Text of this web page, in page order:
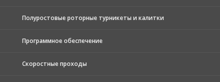
Полуростовые роторные турникеты и калитки
Программное обеспечение
Скоростные проходы